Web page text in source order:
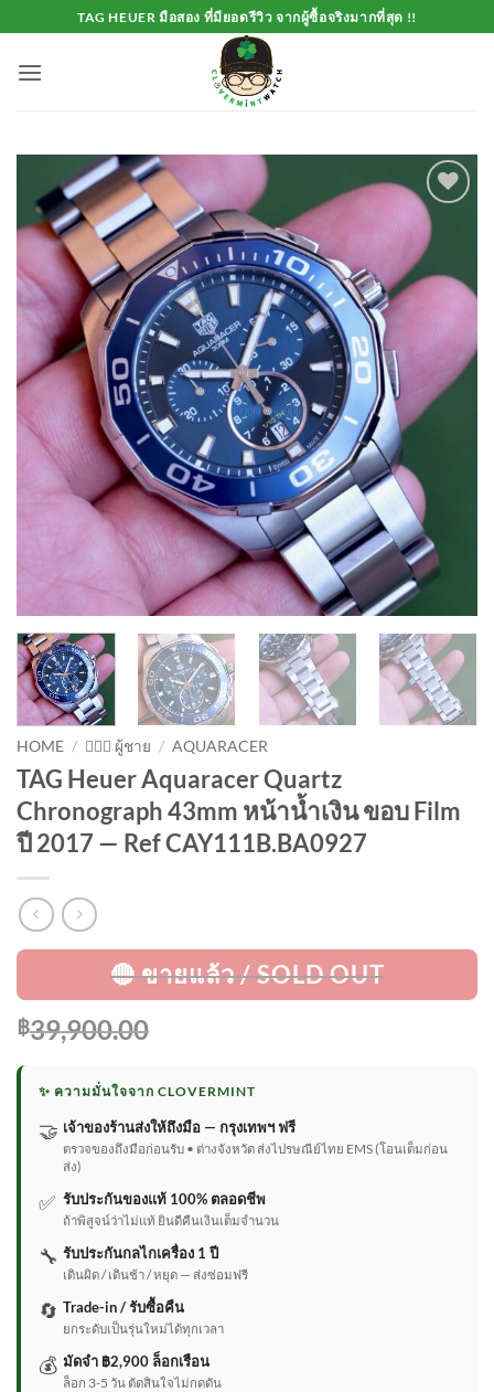
to
content
TAG HEUER มือสอง ที่มียอดรีวิว จากผู้ซื้อจริงมากที่สุด !!
Add to
Wishlist
HOME / 🙋🏻‍♂️ ผู้ชาย / AQUARACER
TAG Heuer Aquaracer Quartz
Chronograph 43mm หน้าน้ำเงิน ขอบ Film
ปี 2017 — Ref CAY111B.BA0927
฿39,900.00
✨ ความมั่นใจจาก CLOVERMINT
🤝 เจ้าของร้านส่งให้ถึงมือ — กรุงเทพฯ ฟรี
ตรวจของถึงมือก่อนรับ • ต่างจังหวัด ส่งไปรษณีย์ไทย EMS (โอนเต็มก่อน
ส่ง)
✅ รับประกันของแท้ 100% ตลอดชีพ
ถ้าพิสูจน์ว่าไม่แท้ ยินดีคืนเงินเต็มจำนวน
🔧 รับประกันกลไกเครื่อง 1 ปี
เดินผิด / เดินช้า / หยุด — ส่งซ่อมฟรี
🔄 Trade-in / รับซื้อคืน
ยกระดับเป็นรุ่นใหม่ได้ทุกเวลา
💰 มัดจำ ฿2,900 ล็อกเรือน
ล็อก 3-5 วัน ตัดสินใจไม่กดดัน